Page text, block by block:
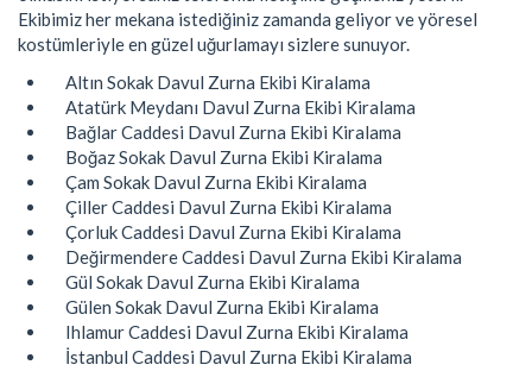
Ekibimiz her mekana istediğiniz zamanda geliyor ve yöresel
kostümleriyle en güzel uğurlamayı sizlere sunuyor.
Altın Sokak Davul Zurna Ekibi Kiralama
Atatürk Meydanı Davul Zurna Ekibi Kiralama
Bağlar Caddesi Davul Zurna Ekibi Kiralama
Boğaz Sokak Davul Zurna Ekibi Kiralama
Çam Sokak Davul Zurna Ekibi Kiralama
Çiller Caddesi Davul Zurna Ekibi Kiralama
Çorluk Caddesi Davul Zurna Ekibi Kiralama
Değirmendere Caddesi Davul Zurna Ekibi Kiralama
Gül Sokak Davul Zurna Ekibi Kiralama
Gülen Sokak Davul Zurna Ekibi Kiralama
Ihlamur Caddesi Davul Zurna Ekibi Kiralama
İstanbul Caddesi Davul Zurna Ekibi Kiralama